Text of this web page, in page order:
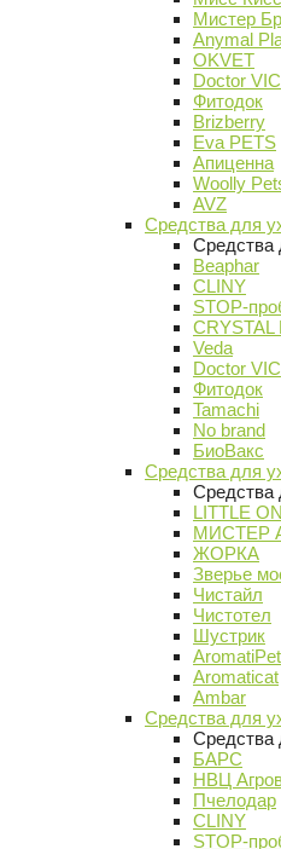
Мистер
Anymal
OKVET
Doctor VIC
Фитодок
Brizberry
Eva PETS
Апиценна
Woolly
AVZ
Средства для
Средства
Beaphar
CLINY
STOP-
CRYSTAL
Veda
Doctor VIC
Фитодок
Tamachi
No brand
БиоВакс
Средства для
Средства
LITTLE
МИСТЕР
ЖОРКА
Зверье
Чистайл
Чистотел
Шустрик
AromatiPet
Aromaticat
Ambar
Средства для
Средства
БАРС
НВЦ
Пчелодар
CLINY
STOP-